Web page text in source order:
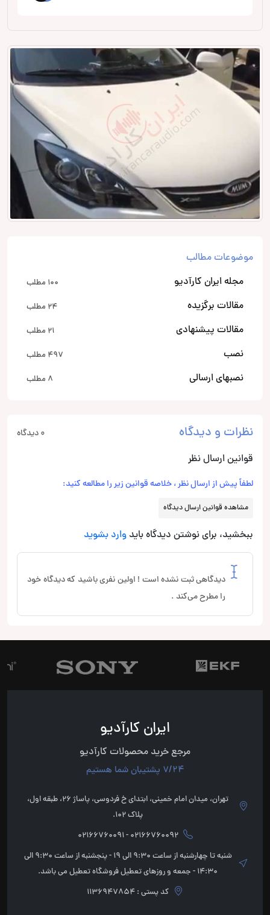
موضوعات مطالب
مجله ایران کارآدیو
100 مطلب
مقالات برگزیده 24 مطلب
مقالات پیشنهادی 21 مطلب
نصب 497 مطلب
نصبهای ارسالی 8 مطلب
نظرات و دیدگاه 0 دیدگاه
قوانین ارسال نظر
لطفاً پیش از ارسال نظر ، خلاصه قوانین زیر را مطالعه کنید:
مشاهده قوانین ارسال دیدگاه
ببخشید، برای نوشتن دیدگاه باید وارد بشوید
دیدگاهی ثبت نشده است ! اولین نفری باشید که دیدگاه خود
را مطرح می‌کند .
ایران کارآدیو
مرجع خرید محصولات کارآدیو
7/24 پشتیبان شما هستیم
تهران، میدان امام خمینی، ابتدای خ فردوسی، پاساژ 26، طبقه اول،
پلاک 102.
02166760092 - 02166760091
شنبه تا چهارشنبه از ساعت 9:30 الی 19 - پنجشنبه از ساعت 9:30 الی
14:30 - جمعه و روزهای تعطیل فروشگاه تعطیل می باشد.
کد پستی : 1136947854